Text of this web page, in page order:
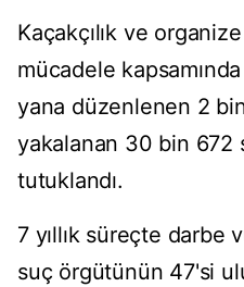
Kaçakçılık ve
mücadele
yana düzenlenen 2
yakalanan 30 bin 672
tutuklandı.
7 yıllık süreçte darbe
suç örgütünün 47'si